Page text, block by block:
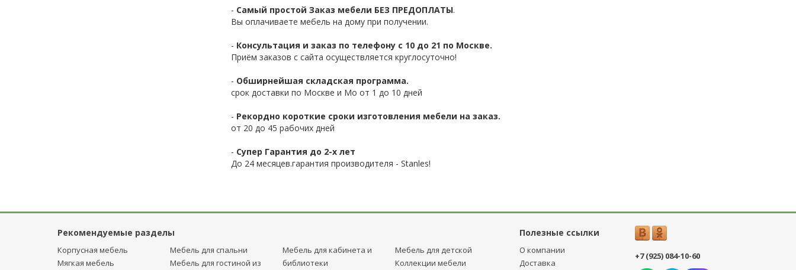
- Самый простой Заказ мебели БЕЗ ПРЕДОПЛАТЫ.
Вы оплачиваете мебель на дому при получении.
- Консультация и заказ по телефону с 10 до 21 по Москве.
Приём заказов с сайта осуществляется круглосуточно!
- Обширнейшая складская программа.
срок доставки по Москве и Мо от 1 до 10 дней
- Рекордно короткие сроки изготовления мебели на заказ.
от 20 до 45 рабочих дней
- Супер Гарантия до 2-х лет
До 24 месяцев.гарантия производителя - Stanles!
Рекомендуемые разделы Полезные ссылки
Корпусная мебель
Мягкая мебель
Мебель для спальни
Мебель для гостиной из
Мебель для кабинета и
библиотеки
Мебель для детcкой
Коллекции мебели
О компании
Доставка
+7 (925) 084-10-60